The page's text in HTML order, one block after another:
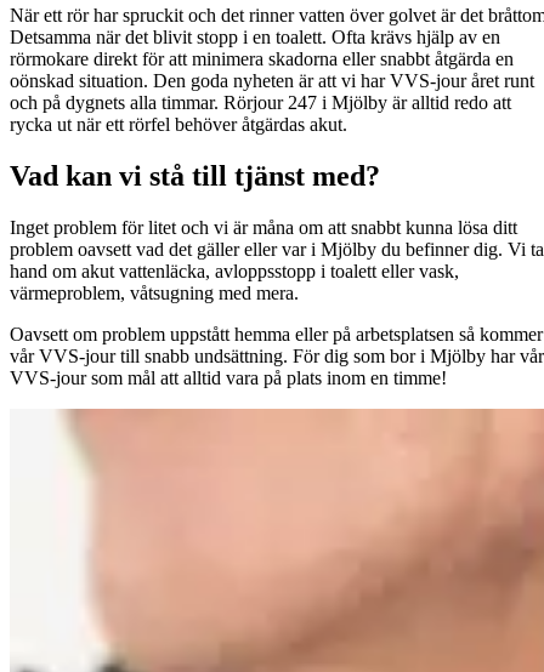
När ett rör har spruckit och det rinner vatten över golvet är det
Detsamma när det blivit stopp i en toalett. Ofta krävs hjälp av en
rörmokare direkt för att minimera skadorna eller snabbt åtgärda en
oönskad situation. Den goda nyheten är att vi har VVS-jour året runt
och på dygnets alla timmar. Rörjour 247 i Mjölby är alltid redo att
rycka ut när ett rörfel behöver åtgärdas akut.
Vad kan vi stå till tjänst med?
Inget problem för litet och vi är måna om att snabbt kunna lösa ditt
problem oavsett vad det gäller eller var i Mjölby du befinner dig. Vi
hand om akut vattenläcka, avloppsstopp i toalett eller vask,
värmeproblem, våtsugning med mera.
Oavsett om problem uppstått hemma eller på arbetsplatsen så kommer
vår VVS-jour till snabb undsättning. För dig som bor i Mjölby har vår
VVS-jour som mål att alltid vara på plats inom en timme!